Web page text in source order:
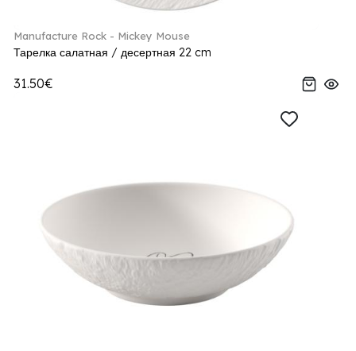
Manufacture Rock - Mickey Mouse
Тарелка салатная / десертная 22 cm
31.50€